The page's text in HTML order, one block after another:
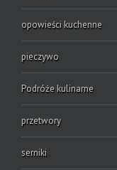
opowieści kuchenne
pieczywo
Podróże kulinarne
przetwory
serniki